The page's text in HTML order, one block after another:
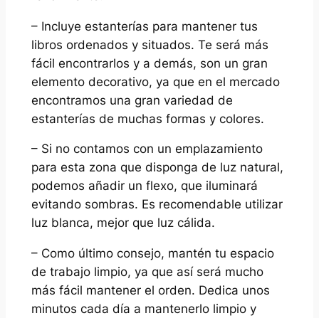
– Incluye estanterías para mantener tus
libros ordenados y situados. Te será más
fácil encontrarlos y a demás, son un gran
elemento decorativo, ya que en el mercado
encontramos una gran variedad de
estanterías de muchas formas y colores.
– Si no contamos con un emplazamiento
para esta zona que disponga de luz natural,
podemos añadir un flexo, que iluminará
evitando sombras. Es recomendable utilizar
luz blanca, mejor que luz cálida.
– Como último consejo, mantén tu espacio
de trabajo limpio, ya que así será mucho
más fácil mantener el orden. Dedica unos
minutos cada día a mantenerlo limpio y